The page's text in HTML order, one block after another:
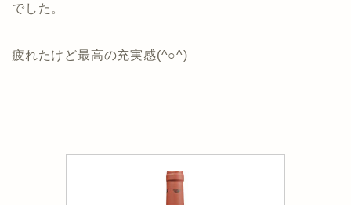
でした。
疲れたけど最高の充実感(^○^)